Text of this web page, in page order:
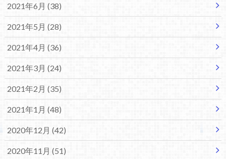
2021年6月 (38)
2021年5月 (28)
2021年4月 (36)
2021年3月 (24)
2021年2月 (35)
2021年1月 (48)
2020年12月 (42)
2020年11月 (51)